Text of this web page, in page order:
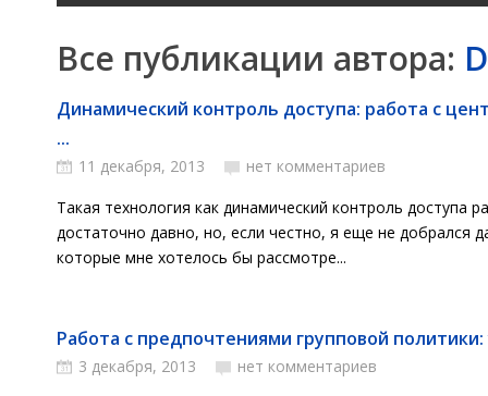
Все публикации автора:
Динамический контроль доступа: работа с
...
11 декабря, 2013
нет комментариев
Такая технология как динамический контроль доступа
достаточно давно, но, если честно, я еще не добрался
которые мне хотелось бы рассмотре...
Работа с предпочтениями групповой
3 декабря, 2013
нет комментариев